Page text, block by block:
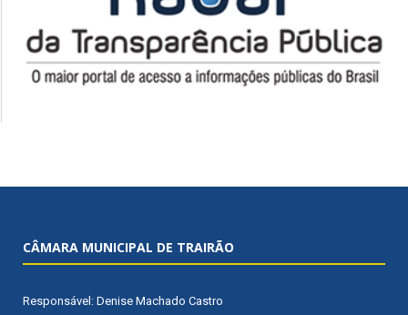
CÂMARA MUNICIPAL DE TRAIRÃO
Responsável: Denise Machado Castro